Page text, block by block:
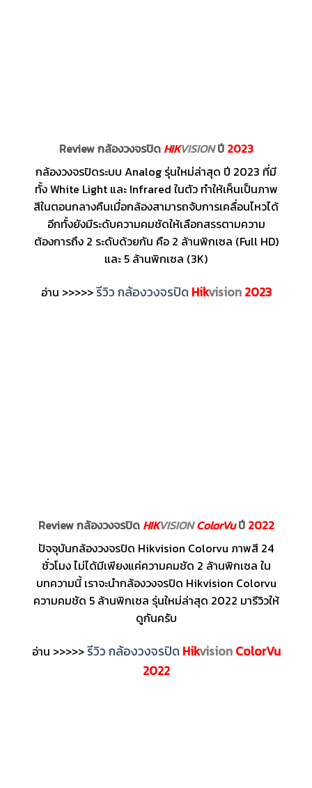
Review กล้องวงจรปิด HIKVISIONปี 2023
กล้องวงจรปิดระบบ Analog รุ่นใหม่ล่าสุด ปี 2023 ที่มี
ทั้ง White Light และ Infrared ในตัว ทำให้เห็นเป็นภาพ
สีในตอนกลางคืนเมื่อกล้องสามารถจับการเคลื่อนไหวได้
อีกทั้งยังมีระดับความคมชัดให้เลือกสรรตามความ
ต้องการถึง 2 ระดับด้วยกัน คือ 2 ล้านพิกเซล (Full HD)
และ 5 ล้านพิกเซล (3K)
อ่าน >>>>>รีวิว กล้องวงจรปิด Hikvision 2023
Review กล้องวงจรปิด HIKVISIONColorVuปี 2022
ปัจจุบันกล้องวงจรปิด Hikvision Colorvu ภาพสี 24
ชั่วโมง ไม่ได้มีเพียงแค่ความคมชัด 2 ล้านพิกเซล ใน
บทความนี้ เราจะนำกล้องวงจรปิด Hikvision Colorvu
ความคมชัด 5 ล้านพิกเซล รุ่นใหม่ล่าสุด 2022 มารีวิวให้
ดูกันครับ
อ่าน >>>>>รีวิว กล้องวงจรปิด Hikvision ColorVu
2022